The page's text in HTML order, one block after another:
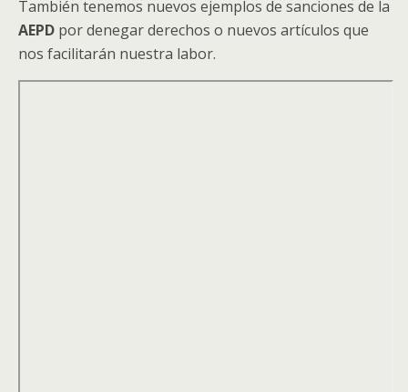
También tenemos nuevos ejemplos de sanciones de la
AEPD por denegar derechos o nuevos artículos que
nos facilitarán nuestra labor.